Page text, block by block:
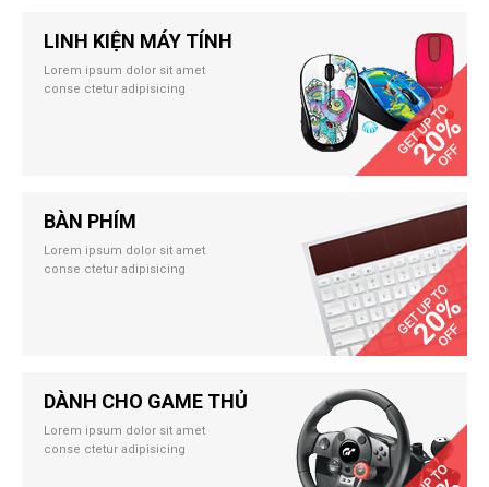
LINH KIỆN MÁY TÍNH
Lorem ipsum dolor sit amet
conse ctetur adipisicing
BÀN PHÍM
Lorem ipsum dolor sit amet
conse ctetur adipisicing
DÀNH CHO GAME THỦ
Lorem ipsum dolor sit amet
conse ctetur adipisicing